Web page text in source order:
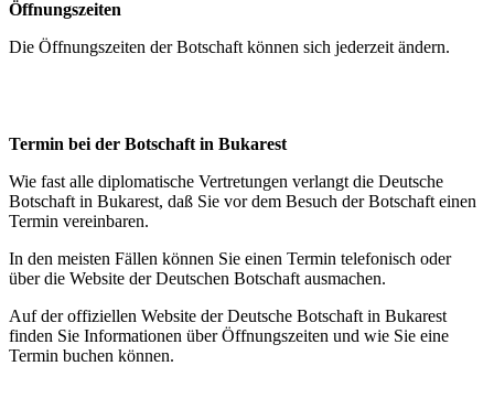
Öffnungszeiten
Die Öffnungszeiten der Botschaft können sich jederzeit ändern.
Termin bei der Botschaft in Bukarest
Wie fast alle diplomatische Vertretungen verlangt die Deutsche
Botschaft in Bukarest, daß Sie vor dem Besuch der Botschaft einen
Termin vereinbaren.
In den meisten Fällen können Sie einen Termin telefonisch oder
über die Website der Deutschen Botschaft ausmachen.
Auf der offiziellen Website der Deutsche Botschaft in Bukarest
finden Sie Informationen über Öffnungszeiten und wie Sie eine
Termin buchen können.